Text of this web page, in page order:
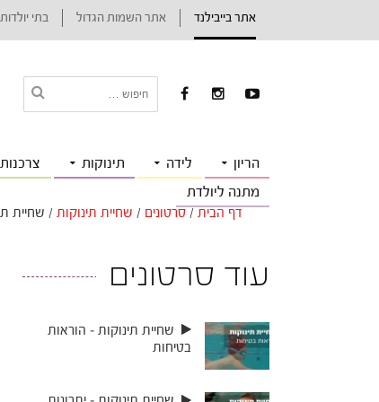
אתר בייבילנד אתר השמות הגדול בתי
הריון לידה תינוקות צרכנות
מתנה ליולדת
דף הבית / סרטונים / שחיית תינוקות / שחיית
עוד סרטונים
שחיית תינוקות – הוראות
בטיחות